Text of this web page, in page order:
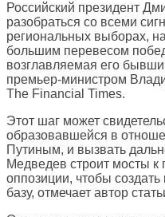
Российский президент
разобраться со всеми
региональных выборах,
большим перевесом
возглавляемая его
премьер-министром
The Financial Times.
Этот шаг может
образовавшейся в
Путиным, и вызвать
Медведев строит мосты к
оппозиции, чтобы
базу, отмечает автор